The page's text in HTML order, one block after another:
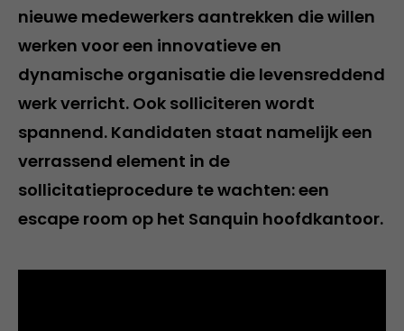
nieuwe medewerkers aantrekken die willen
werken voor een innovatieve en
dynamische organisatie die levensreddend
werk verricht. Ook solliciteren wordt
spannend. Kandidaten staat namelijk een
verrassend element in de
sollicitatieprocedure te wachten: een
escape room op het Sanquin hoofdkantoor.